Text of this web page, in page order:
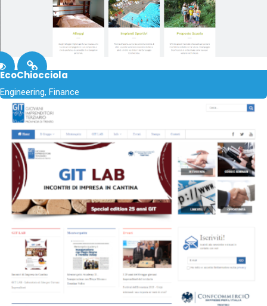
EcoChiocciola
Engineering, Finance